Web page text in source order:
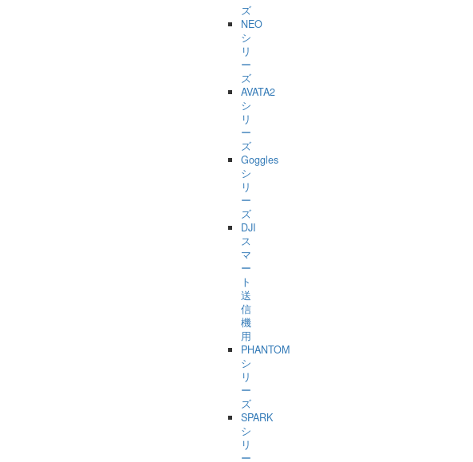
ズ
NEO
シ
リ
ー
ズ
AVATA2
シ
リ
ー
ズ
Goggles
シ
リ
ー
ズ
DJI
ス
マ
ー
ト
送
信
機
用
PHANTOM
シ
リ
ー
ズ
SPARK
シ
リ
ー